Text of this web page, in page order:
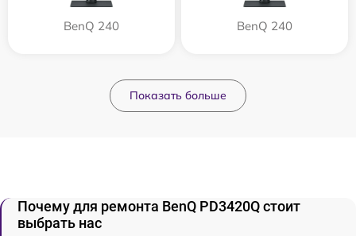
BenQ 240 BenQ 240
Показать больше
Почему для ремонта BenQ PD3420Q стоит
выбрать нас